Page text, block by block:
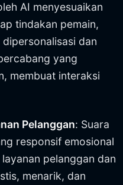
AI menyesuaikan
tindakan pemain,
dan
yang
membuat interaksi
Pelanggan: Suara
responsif emosional
pelanggan dan
menarik, dan